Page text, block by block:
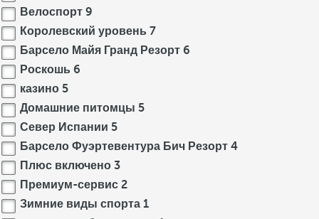
Велоспорт 9
Королевский уровень 7
Барсело Майя Гранд Резорт 6
Роскошь 6
казино 5
Домашние питомцы 5
Север Испании 5
Барсело Фуэртевентура Бич Резорт 4
Плюс включено 3
Премиум-сервис 2
Зимние виды спорта 1